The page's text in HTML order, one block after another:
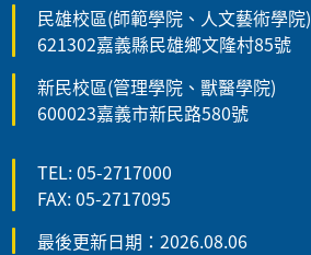
民雄校區(師範學院、人文藝術學院)
621302嘉義縣民雄鄉文隆村85號
新民校區(管理學院、獸醫學院)
600023嘉義市新民路580號
TEL: 05-2717000
FAX: 05-2717095
最後更新日期：2026.08.06